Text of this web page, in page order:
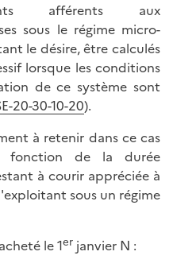
afférents aux
sous le régime micro-
le désire, être calculés
lorsque les conditions
de ce système sont
20-30-10-20).
à retenir dans ce cas
de la durée
à courir appréciée à
sous un régime
le 1erjanvier N :